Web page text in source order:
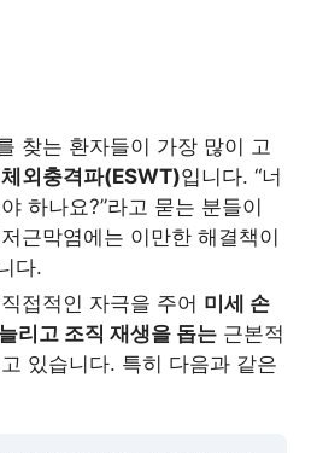
찾는 환자들이 가장 많이 고
체외충격파(ESWT)입니다. “너
하나요?”라고 묻는 분들이
근막염에는 이만한 해결책이
다.
접적인 자극을 주어 미세 손
리고 조직 재생을 돕는 근본적
있습니다. 특히 다음과 같은